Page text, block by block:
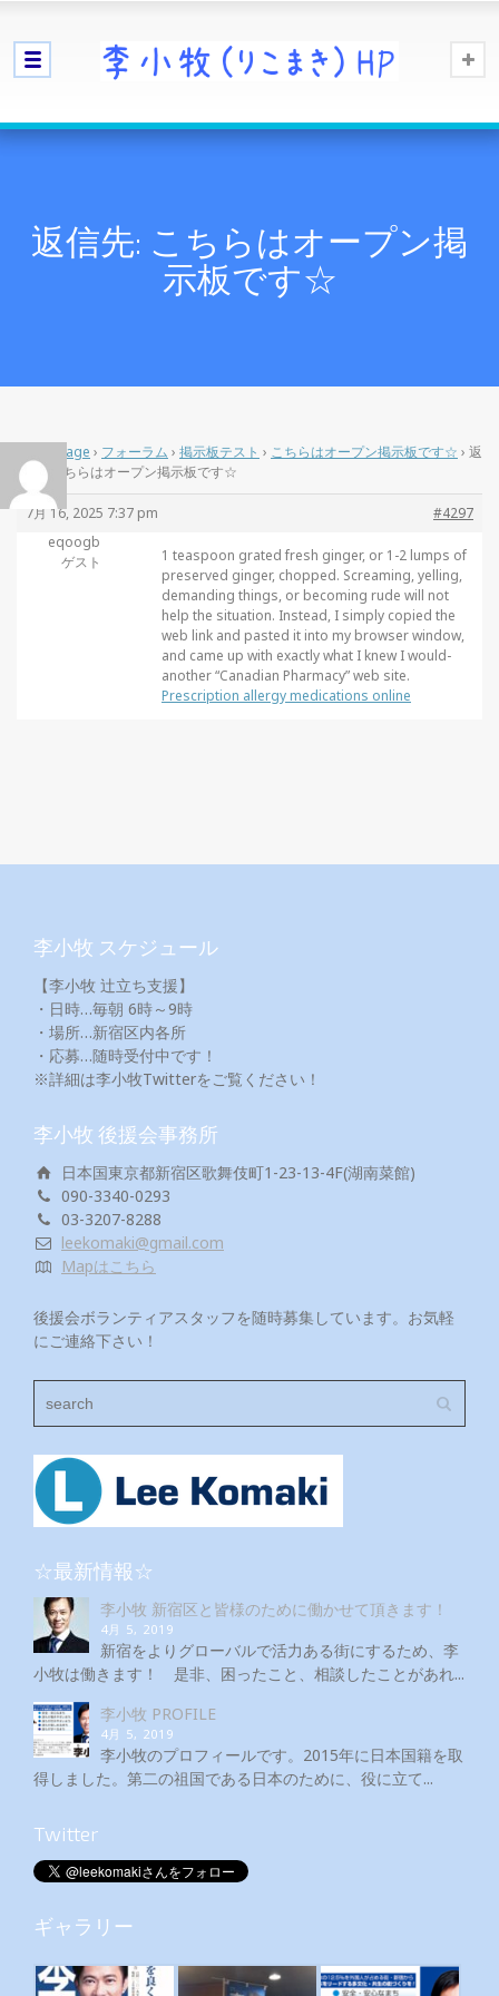
返信先: こちらはオープン掲
示板です☆
Home Page › フォーラム › 掲示板テスト › こちらはオープン掲示板です☆ › 返
信先: こちらはオープン掲示板です☆
7月 16, 2025 7:37 pm
#4297
eqoogb
ゲスト
1 teaspoon grated fresh ginger, or 1-2 lumps of
preserved ginger, chopped. Screaming, yelling,
demanding things, or becoming rude will not
help the situation. Instead, I simply copied the
web link and pasted it into my browser window,
and came up with exactly what I knew I would-
another “Canadian Pharmacy” web site.
Prescription allergy medications online
李小牧 スケジュール
【李小牧 辻立ち支援】
・日時…毎朝 6時～9時
・場所…新宿区内各所
・応募…随時受付中です！
※詳細は李小牧Twitterをご覧ください！
李小牧 後援会事務所
日本国東京都新宿区歌舞伎町1-23-13-4F(湖南菜館)
090-3340-0293
03-3207-8288
leekomaki@gmail.com
Mapはこちら
後援会ボランティアスタッフを随時募集しています。お気軽
にご連絡下さい！
☆最新情報☆
李小牧 新宿区と皆様のために働かせて頂きます！
4月 5, 2019
新宿をよりグローバルで活力ある街にするため、李
小牧は働きます！ 是非、困ったこと、相談したことがあれ...
李小牧 PROFILE
4月 5, 2019
李小牧のプロフィールです。2015年に日本国籍を取
得しました。第二の祖国である日本のために、役に立て...
Twitter
ギャラリー